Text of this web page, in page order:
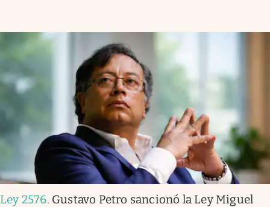
Ley 2576. Gustavo Petro sancionó la Ley Miguel